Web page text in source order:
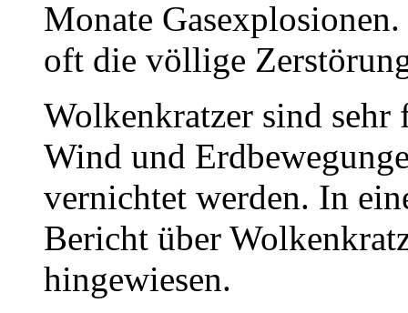
Monate
oft die völlige
Wolkenkratzer sind
Wind und
vernichtet werden. In
Bericht über
hingewiesen.